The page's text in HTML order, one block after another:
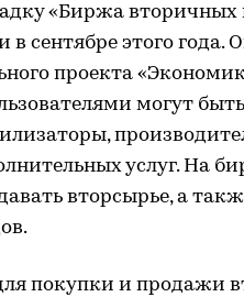
«Биржа
в сентябре этого года.
проекта
могут
услуг. На
вторсырье, а
покупки и продажи